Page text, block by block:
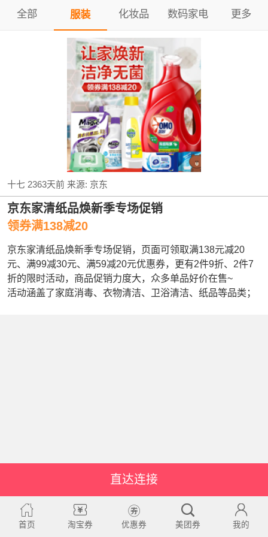
全部 服装 化妆品 数码家电 更多
十七 2363天前来源: 京东
京东家清纸品焕新季专场促销
领券满138减20
京东家清纸品焕新季专场促销，页面可领取满138元减20
元、满99减30元、满59减20元优惠券，更有2件9折、2件7
折的限时活动，商品促销力度大，众多单品好价在售~
活动涵盖了家庭消毒、衣物清洁、卫浴清洁、纸品等品类；
直达连接
首页 淘宝券 优惠券 美团券 我的